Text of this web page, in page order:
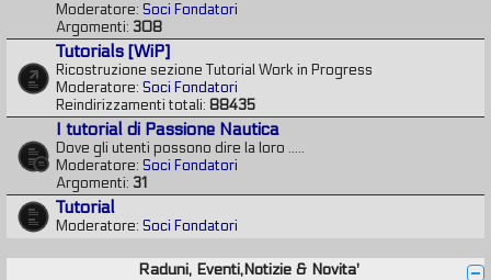
Moderatore: Soci Fondatori
Argomenti: 308
Tutorials [WiP]
Ricostruzione sezione Tutorial Work in Progress
Moderatore: Soci Fondatori
Reindirizzamenti totali: 88435
I tutorial di Passione Nautica
Dove gli utenti possono dire la loro .....
Moderatore: Soci Fondatori
Argomenti: 31
Tutorial
Moderatore: Soci Fondatori
Raduni, Eventi,Notizie & Novita'